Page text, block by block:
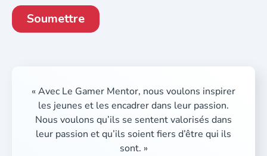
« Avec Le Gamer Mentor, nous voulons inspirer
les jeunes et les encadrer dans leur passion.
Nous voulons qu’ils se sentent valorisés dans
leur passion et qu’ils soient fiers d’être qui ils
sont. »